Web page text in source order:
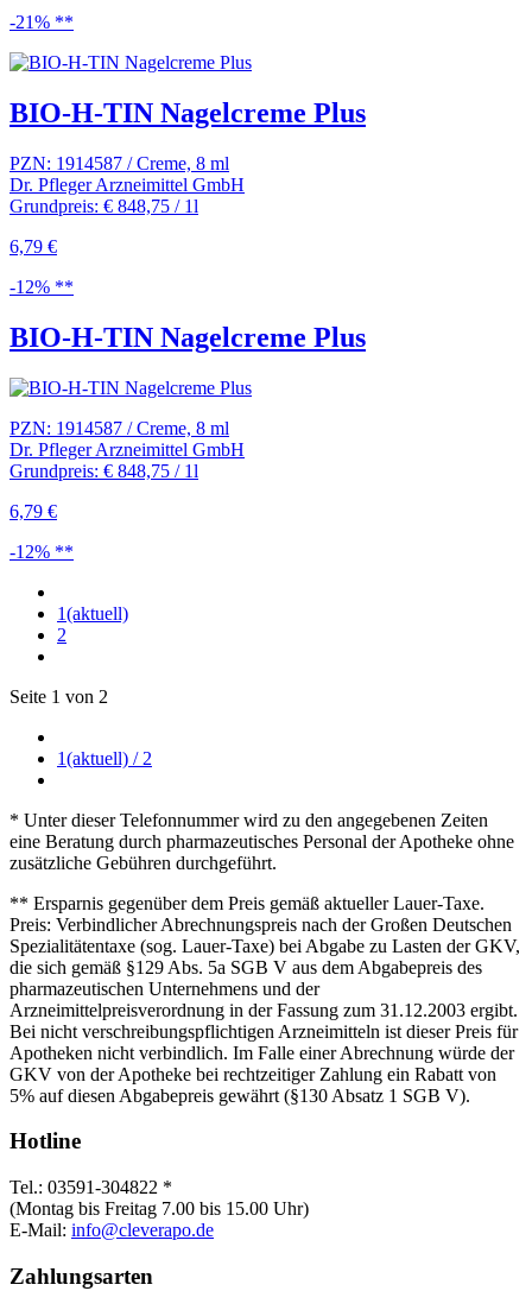
-21% **
BIO-H-TIN Nagelcreme Plus
PZN: 1914587 / Creme, 8 ml
Dr. Pfleger Arzneimittel GmbH
Grundpreis: € 848,75 / 1l
6,79 €
-12% **
BIO-H-TIN Nagelcreme Plus
PZN: 1914587 / Creme, 8 ml
Dr. Pfleger Arzneimittel GmbH
Grundpreis: € 848,75 / 1l
6,79 €
-12% **
1(aktuell)
2
Seite 1 von 2
1(aktuell) / 2
* Unter dieser Telefonnummer wird zu den angegebenen Zeiten
eine Beratung durch pharmazeutisches Personal der Apotheke ohne
zusätzliche Gebühren durchgeführt.
** Ersparnis gegenüber dem Preis gemäß aktueller Lauer-Taxe.
Preis: Verbindlicher Abrechnungspreis nach der Großen Deutschen
Spezialitätentaxe (sog. Lauer-Taxe) bei Abgabe zu Lasten der GKV,
die sich gemäß §129 Abs. 5a SGB V aus dem Abgabepreis des
pharmazeutischen Unternehmens und der
Arzneimittelpreisverordnung in der Fassung zum 31.12.2003 ergibt.
Bei nicht verschreibungspflichtigen Arzneimitteln ist dieser Preis für
Apotheken nicht verbindlich. Im Falle einer Abrechnung würde der
GKV von der Apotheke bei rechtzeitiger Zahlung ein Rabatt von
5% auf diesen Abgabepreis gewährt (§130 Absatz 1 SGB V).
Hotline
Tel.: 03591-304822 *
(Montag bis Freitag 7.00 bis 15.00 Uhr)
E-Mail: info@cleverapo.de
Zahlungsarten